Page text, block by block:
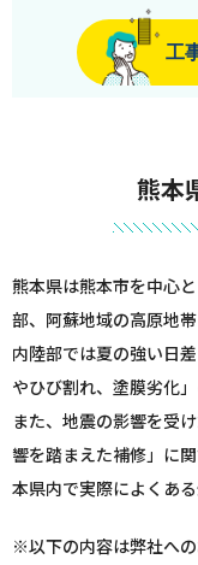
工
熊本
熊本県は熊本市を中心
部、阿蘇地域の高原地
内陸部では夏の強い日
やひび割れ、塗膜劣化
また、地震の影響を受
響を踏まえた補修」に
本県内で実際によくあ
※以下の内容は弊社へ